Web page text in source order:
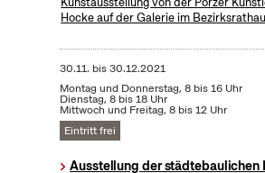
Hocke auf der Galerie im
30.11. bis30.12.2021
Montag und Donnerstag, 8 bis 16 Uhr
Dienstag, 8 bis 18 Uhr
Mittwoch und Freitag, 8 bis 12 Uhr
Eintritt frei
Ausstellung der städtebaulichen